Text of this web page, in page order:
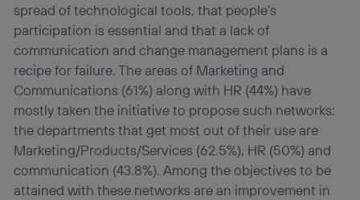
spread of technological tools, that people’s
participation is essential and that a lack of
communication and change management plans is a
recipe for failure. The areas of Marketing and
Communications (61%) along with HR (44%) have
mostly taken the initiative to propose such networks;
the departments that get most out of their use are
Marketing/Products/Services (62.5%), HR (50%) and
communication (43.8%). Among the objectives to be
attained with these networks are an improvement in